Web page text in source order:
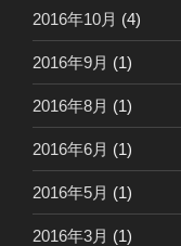
2016年10月 (4)
2016年9月 (1)
2016年8月 (1)
2016年6月 (1)
2016年5月 (1)
2016年3月 (1)